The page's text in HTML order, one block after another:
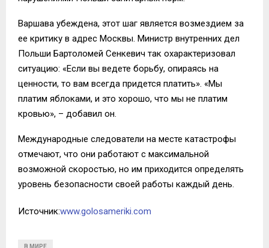
Варшава убеждена, этот шаг является возмездием за
ее критику в адрес Москвы. Министр внутренних дел
Польши Бартоломей Сенкевич так охарактеризовал
ситуацию: «Если вы ведете борьбу, опираясь на
ценности, то вам всегда придется платить». «Мы
платим яблоками, и это хорошо, что мы не платим
кровью», – добавил он.
Международные следователи на месте катастрофы
отмечают, что они работают с максимальной
возможной скоростью, но им приходится определять
уровень безопасности своей работы каждый день.
Источник:www.golosameriki.com
В МИРЕ